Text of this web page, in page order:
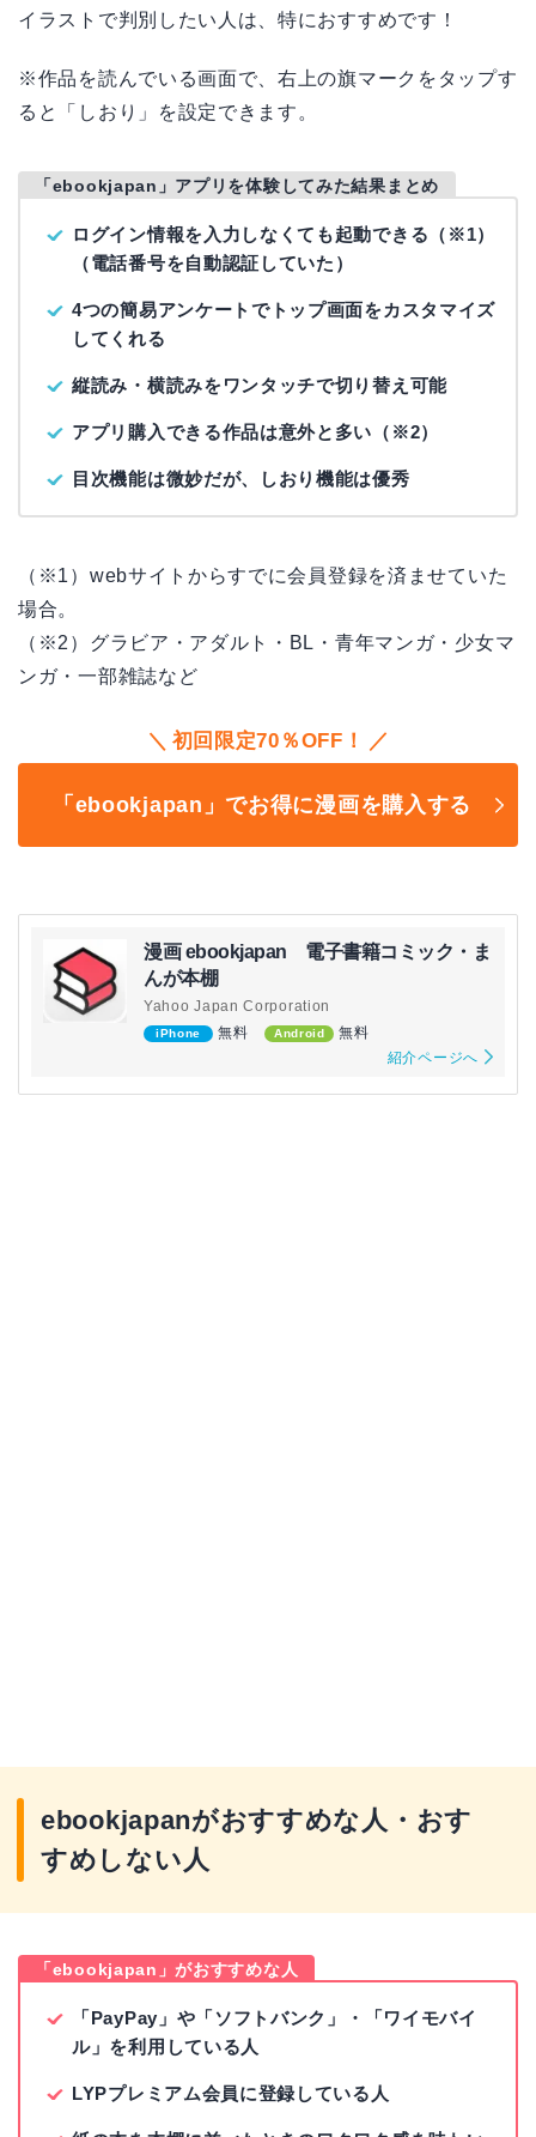
イラストで判別したい人は、特におすすめです！
※作品を読んでいる画面で、右上の旗マークをタップす
ると「しおり」を設定できます。
「ebookjapan」アプリを体験してみた結果まとめ
ログイン情報を入力しなくても起動できる（※1）
（電話番号を自動認証していた）
4つの簡易アンケートでトップ画面をカスタマイズ
してくれる
縦読み・横読みをワンタッチで切り替え可能
アプリ購入できる作品は意外と多い（※2）
目次機能は微妙だが、しおり機能は優秀
（※1）webサイトからすでに会員登録を済ませていた
場合。
（※2）グラビア・アダルト・BL・青年マンガ・少女マ
ンガ・一部雑誌など
初回限定70％OFF！
「ebookjapan」でお得に漫画を購入する
漫画 ebookjapan 電子書籍コミック・ま
んが本棚
Yahoo Japan Corporation
iPhone 無料 Android
無料
紹介ページへ
ebookjapanがおすすめな人・おす
すめしない人
「ebookjapan」がおすすめな人
「PayPay」や「ソフトバンク」・「ワイモバイ
ル」を利用している人
LYPプレミアム会員に登録している人